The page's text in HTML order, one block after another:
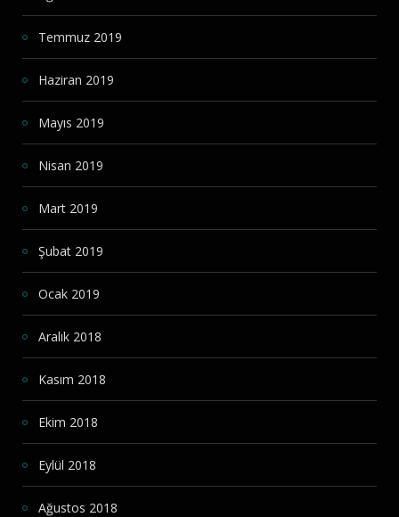
Temmuz 2019
Haziran 2019
Mayıs 2019
Nisan 2019
Mart 2019
Şubat 2019
Ocak 2019
Aralık 2018
Kasım 2018
Ekim 2018
Eylül 2018
Ağustos 2018